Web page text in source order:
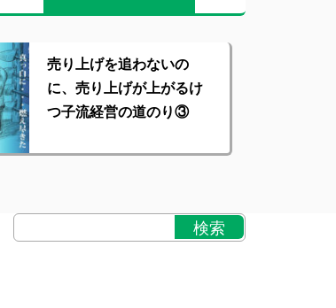
売り上げを追わないの
に、売り上げが上がるけ
つ子流経営の道のり③